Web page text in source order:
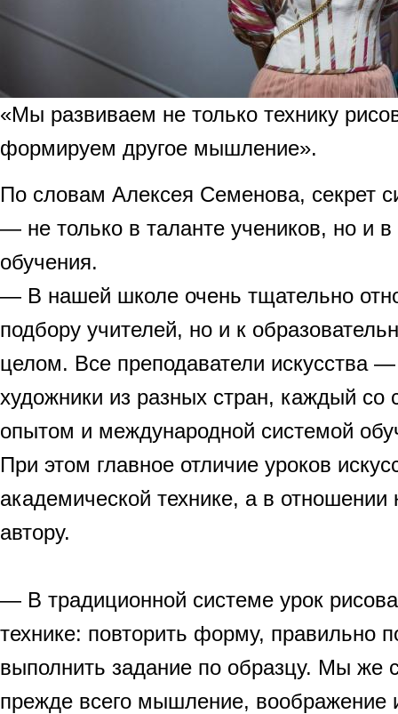
«Мы развиваем не только технику
формируем другое мышление».
По словам Алексея Семенова, секрет
— не только в таланте учеников, но и
обучения.
— В нашей школе очень тщательно
подбору учителей, но и к
целом. Все преподаватели искусства
художники из разных стран, каждый
опытом и международной системой
При этом главное отличие уроков
академической технике, а в отношении
автору.
— В традиционной системе урок
технике: повторить форму, правильно
выполнить задание по образцу. Мы же
прежде всего мышление, воображение